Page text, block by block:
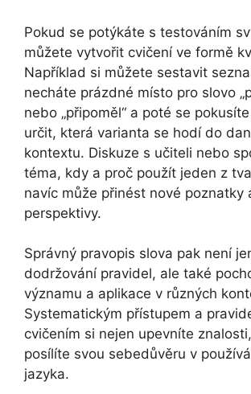
Pokud se potýkáte s testováním
můžete vytvořit cvičení ve formě
Například si můžete sestavit
necháte prázdné místo pro slovo
nebo „připoměl“ a poté se
určit, která varianta se hodí do
kontextu. Diskuze s učiteli nebo
téma, kdy a proč použít jeden z
navíc může přinést nové poznatky
perspektivy.
Správný pravopis slova pak není
dodržování pravidel, ale také
významu a aplikace v různých
Systematickým přístupem a
cvičením si nejen upevníte
posílíte svou sebedůvěru v
jazyka.